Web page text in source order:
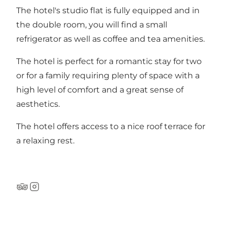
The hotel's studio flat is fully equipped and in
the double room, you will find a small
refrigerator as well as coffee and tea amenities.
The hotel is perfect for a romantic stay for two
or for a family requiring plenty of space with a
high level of comfort and a great sense of
aesthetics.
The hotel offers access to a nice roof terrace for
a relaxing rest.
Tripadvisor
Instagram